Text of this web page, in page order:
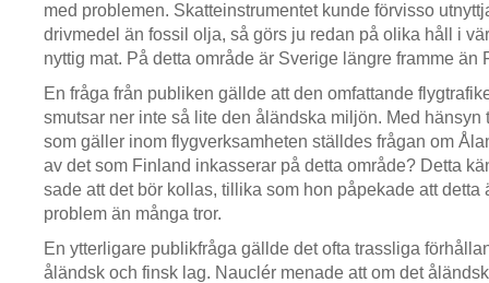
med problemen. Skatteinstrumentet kunde förvisso
drivmedel än fossil olja, så görs ju redan på olika håll i
nyttig mat. På detta område är Sverige längre framme än
En fråga från publiken gällde att den omfattande
smutsar ner inte så lite den åländska miljön. Med
som gäller inom flygverksamheten ställdes frågan om
av det som Finland inkasserar på detta område? Detta
sade att det bör kollas, tillika som hon påpekade att detta
problem än många tror.
En ytterligare publikfråga gällde det ofta trassliga
åländsk och finsk lag. Nauclér menade att om det